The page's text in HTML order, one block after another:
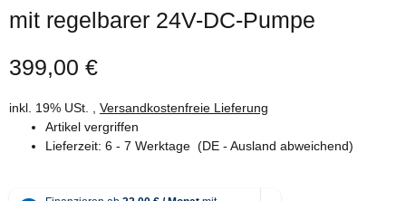
mit regelbarer 24V-DC-Pumpe
399,00 €
inkl. 19% USt. , Versandkostenfreie Lieferung
Artikel vergriffen
Lieferzeit: 6 - 7 Werktage (DE - Ausland abweichend)